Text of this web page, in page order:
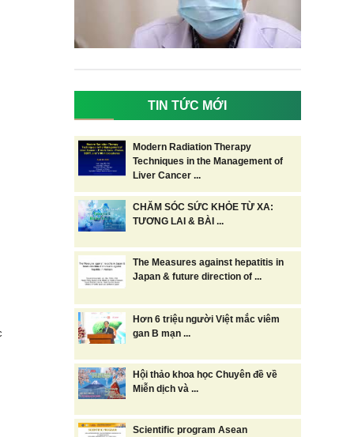
TIN TỨC MỚI
Modern Radiation Therapy
Techniques in the Management of
Liver Cancer ...
CHĂM SÓC SỨC KHỎE TỪ XA:
TƯƠNG LAI & BÀI ...
The Measures against hepatitis in
Japan & future direction of ...
Hơn 6 triệu người Việt mắc viêm
gan B mạn ...
Hội thảo khoa học Chuyên đề về
Miễn dịch và ...
Scientific program Asean